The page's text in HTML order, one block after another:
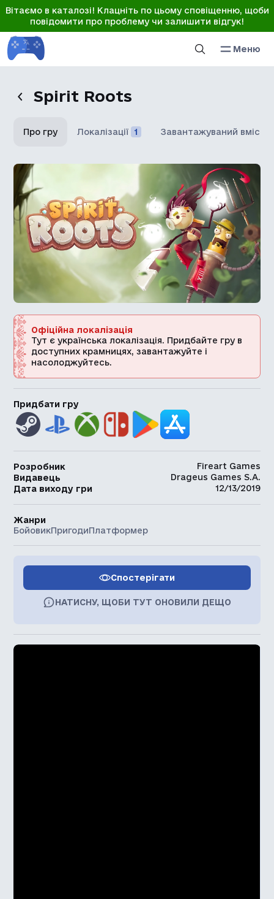
Вітаємо в каталозі! Клацніть по цьому сповіщенню, щоби
повідомити про проблему чи залишити відгук!
Меню
Spirit Roots
Про гру Локалізації 1 Завантажуваний вміст
Офіційна локалізація
Тут є українська локалізація. Придбайте гру в
доступних крамницях, завантажуйте і
насолоджуйтесь.
Придбати гру
Розробник
Fireart Games
Видавець
Drageus Games S.A.
Дата виходу гри
12/13/2019
Жанри
БойовикПригодиПлатформер
Спостерігати
НАТИСНУ, ЩОБИ ТУТ ОНОВИЛИ ДЕЩО